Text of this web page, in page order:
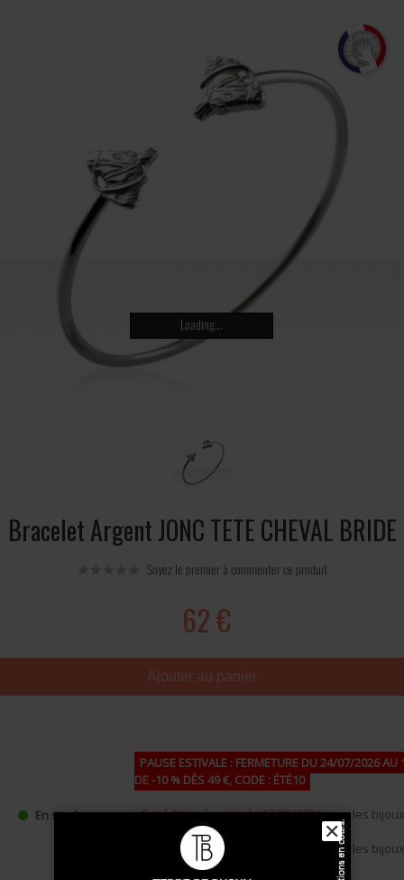
Loading...
Bracelet Argent JONC TETE CHEVAL BRIDE
Soyez le premier à commenter ce produit
62 €
Ajouter au panier
En stock
PAUSE ESTIVALE : FERMETURE DU 24/07/2026
DE -10 % DÈS 49 €, CODE : ÉTÉ10
•Expédition à partir du 17/08/2026pour les
Expédition à partir du 27/08/2026
pour les
commande (pastille jaune),
✕